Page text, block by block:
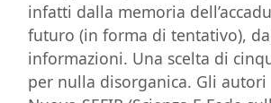
infatti dalla memoria
futuro (in forma di tentativo),
informazioni. Una scelta di
per nulla disorganica. Gli autori